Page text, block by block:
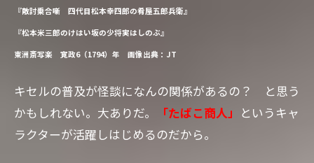
『敵討乗合噺 四代目松本幸四郎の肴屋五郎兵衛』
『松本米三郎のけはい坂の少将実はしのぶ』
東洲斎写楽 寛政6（1794）年 画像出典：JT
キセルの普及が怪談になんの関係があるの？ と思う
かもしれない。大ありだ。
「たばこ商人」 というキャ
ラクターが活躍しはじめるのだから。